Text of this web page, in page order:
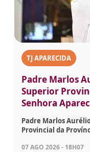
TJ APARECIDA
Padre Marlos
Superior
Senhora
Padre Marlos
Provincial da
07 AGO 2026 - 18H07